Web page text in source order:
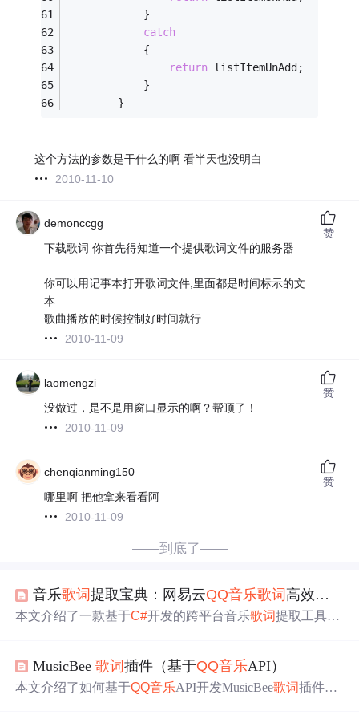
            }
catch
            {
return listItemUnAdd;
            }
        }
这个方法的参数是干什么的啊 看半天也没明白
2010-11-10
demonccgg
下载歌词 你首先得知道一个提供歌词文件的服务器
你可以用记事本打开歌词文件,里面都是时间标示的文
本
歌曲播放的时候控制好时间就行
2010-11-09
赞
laomengzi
没做过，是不是用窗口显示的啊？帮顶了！
2010-11-09
赞
chenqianming150
哪里啊 把他拿来看看阿
2010-11-09
赞
——到底了——
音乐歌词提取宝典：网易云QQ音乐歌词 高效获取秘籍
本文介绍了一款基于C#开发的跨平台音乐歌词提取工具，
理和语言学习场景，采用缓存优化与多平台兼容架构，提
升歌词抓取效率与稳定性。
MusicBee歌词插件（基于QQ音乐API）
本文介绍了如何基于QQ音乐API开发MusicBee歌词插件。